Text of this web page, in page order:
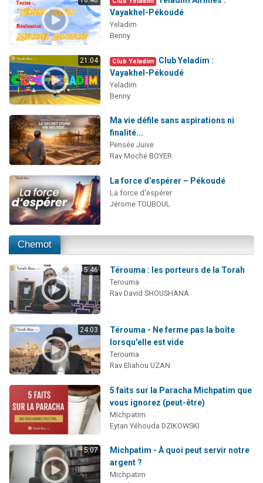
Vayakhel-Pékoudé
Yeladim
Benny
21:04 Club Yeladim
Club Yeladim :
Vayakhel-Pékoudé
Yeladim
Benny
Ma vie défile sans aspirations ni
finalité...
Pensée Juive
Rav Moché BOYER
La force d’espérer – Pékoudé
La force d'espérer
Jérome TOUBOUL
Chemot
5:46 Térouma : les porteurs de la Torah
Terouma
Rav David SHOUSHANA
24:03
Térouma - Ne ferme pas la boîte
lorsqu'elle est vide
Terouma
Rav Eliahou UZAN
5 faits sur la Paracha Michpatim que
vous ignorez (peut-être)
Michpatim
Eytan Yéhouda DZIKOWSKI
5:07
Michpatim - À quoi peut servir notre
argent ?
Michpatim